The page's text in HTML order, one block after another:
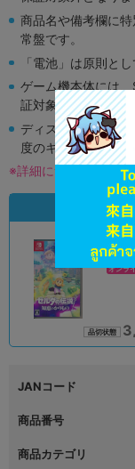
商品名や備考欄に
常盤です。
「電池」は原則と
ゲーム機本体には
証対象外となります
ディスク類の読み
度のキズがある場
※詳細につきましては
状態
オンラ
品切状態
JANコード
商品番号
商品カテゴリ